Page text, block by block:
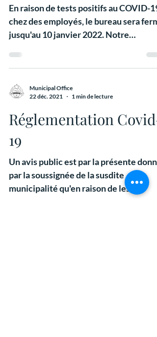
En raison de tests positifs au COVID-19
chez des employés, le bureau sera
jusqu'au 10 janvier 2022. Notre
Municipal Office
22 déc. 2021
1 min de lecture
Réglementation Covid-
19
Un avis public est par la présente donné
par la soussignée de la susdite
municipalité qu'en raison de les